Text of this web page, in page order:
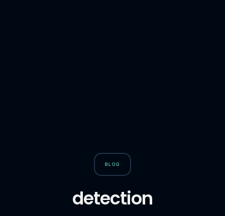
BLOG
detection